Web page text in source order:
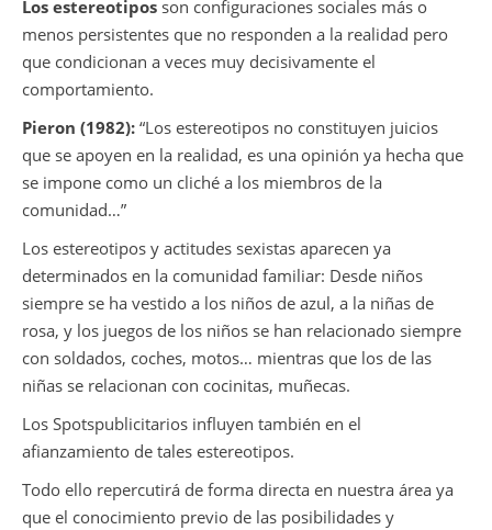
Los estereotipos son configuraciones sociales más o
menos persistentes que no responden a la realidad pero
que condicionan a veces muy decisivamente el
comportamiento.
Pieron (1982): “Los estereotipos no constituyen juicios
que se apoyen en la realidad, es una opinión ya hecha que
se impone como un cliché a los miembros de la
comunidad…”
Los estereotipos y actitudes sexistas aparecen ya
determinados en la comunidad familiar: Desde niños
siempre se ha vestido a los niños de azul, a la niñas de
rosa, y los juegos de los niños se han relacionado siempre
con soldados, coches, motos… mientras que los de las
niñas se relacionan con cocinitas, muñecas.
Los Spotspublicitarios influyen también en el
afianzamiento de tales estereotipos.
Todo ello repercutirá de forma directa en nuestra área ya
que el conocimiento previo de las posibilidades y